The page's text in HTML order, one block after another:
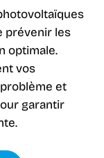
prévenir les
optimale.
vos
et
garantir